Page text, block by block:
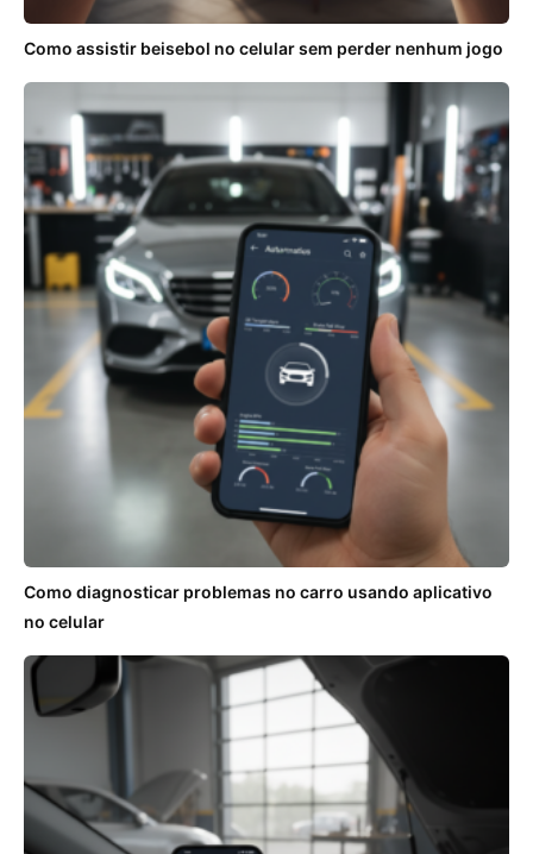
Como assistir beisebol no celular sem perder nenhum jogo
Como diagnosticar problemas no carro usando aplicativo
no celular